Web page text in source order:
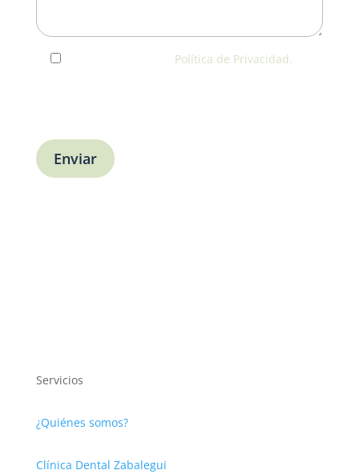
Política de Privacidad.
Servicios
¿Quiénes somos?
Clínica Dental Zabalegui